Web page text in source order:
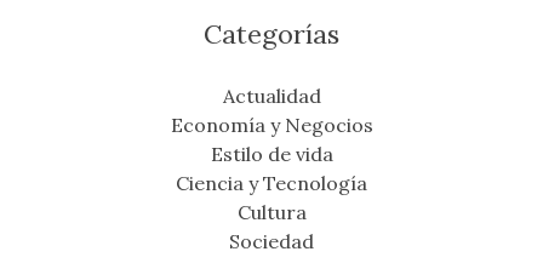
Categorías
Actualidad
Economía y Negocios
Estilo de vida
Ciencia y Tecnología
Cultura
Sociedad